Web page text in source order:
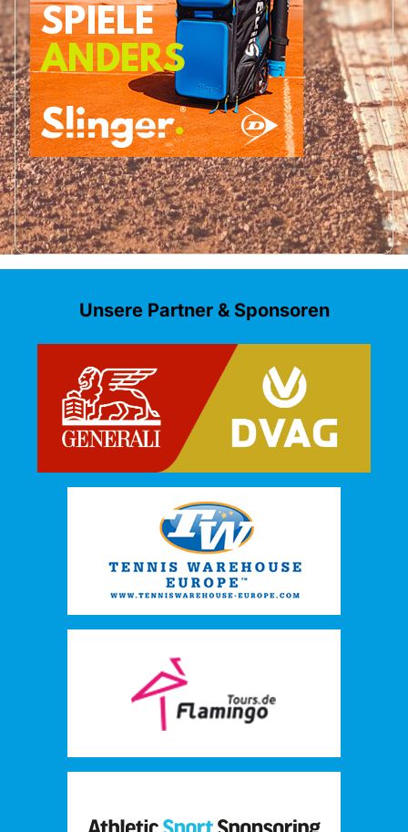
Unsere Partner & Sponsoren